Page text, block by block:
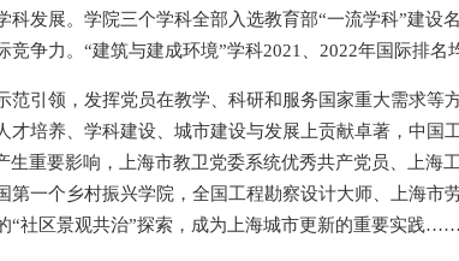
科发展。学院三个学科全部入选教育部“一流学科”建设
争力。“建筑与建成环境”学科2021、2022年国际排名
范引领，发挥党员在教学、科研和服务国家重大需求等
才培养、学科建设、城市建设与发展上贡献卓著，中国
生重要影响，上海市教卫党委系统优秀共产党员、上海
第一个乡村振兴学院，全国工程勘察设计大师、上海市
“社区景观共治”探索，成为上海城市更新的重要实践……